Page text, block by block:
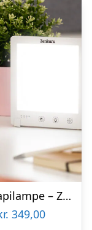
Lysterapilampe – Zenkuru
349,00